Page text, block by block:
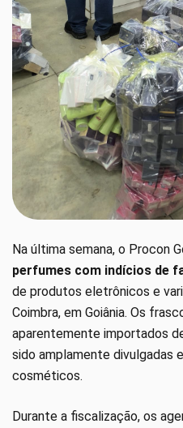
Na última semana, o Procon
perfumes com indícios de
de produtos eletrônicos e
Coimbra, em Goiânia. Os
aparentemente importados
sido amplamente divulgadas
cosméticos.
Durante a fiscalização, os